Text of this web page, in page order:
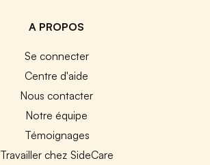
A PROPOS
Se connecter
Centre d'aide
Nous contacter
Notre équipe
Témoignages
Travailler chez SideCare